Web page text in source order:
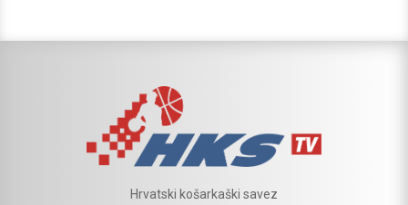
Hrvatski košarkaški savez